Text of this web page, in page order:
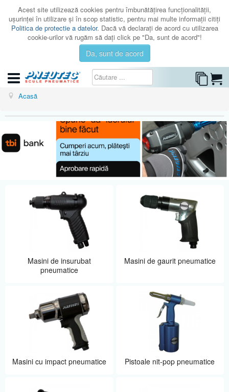
Acest site utilizează cookies pentru îmbunătăţirea funcţionalităţii,
uşurinţei în utilizare şi în scop statistic, pentru mai multe informaţii citiţi
Politica de protectie a datelor. Dacă vă declaraţi de acord cu utilizarea
cookie-urilor vă rugăm să daţi click pe "Da, sunt de acord"!
Da, sunt de acord
CATEGORII
ISTORIC
AUTENTIFICARE
Acasă
Masini de insurubat
pneumatice
Masini de gaurit pneumatice
Masini cu impact pneumatice Pistoale nit-pop pneumatice